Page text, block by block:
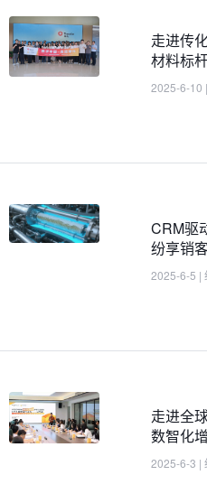
走进传
材料标
2025-6-10 |
CRM驱
纷享销
2025-6-5 |
走进全
数智化
2025-6-3 |